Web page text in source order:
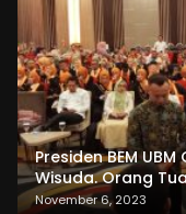
Presiden BEM
Wisuda. Orang
dan Pemasangan
November 6, 2023